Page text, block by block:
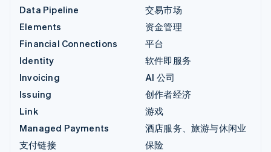
Data Pipeline
Elements
Financial Connections
Identity
Invoicing
Issuing
Link
Managed Payments
支付链接
交易市场
资金管理
平台
软件即服务
AI 公司
创作者经济
游戏
酒店服务、旅游与休闲业
保险